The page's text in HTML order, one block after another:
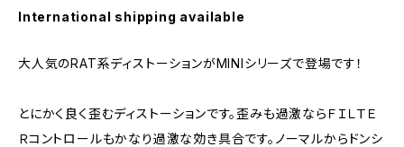
International shipping available
大人気のRAT系ディストーションがMINIシリーズで登場です！
とにかく良く歪むディストーションです。歪みも過激ならＦＩＬＴＥ
Ｒコントロールもかなり過激な効き具合です。ノーマルからドンシ